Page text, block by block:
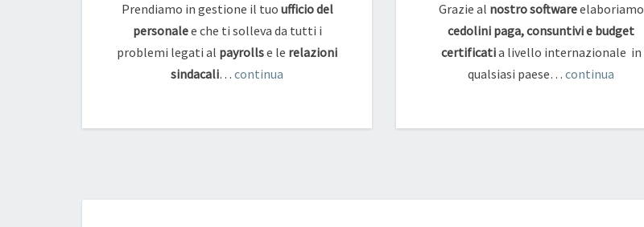
Prendiamo in gestione il tuo ufficio del
personalee che ti solleva da tutti i
problemi legati al payrollse le relazioni
sindacali… continua
Grazie al nostro softwareelaboriamo
cedolini paga, consuntivi e budget
certificatia livello internazionale in
qualsiasi paese… continua